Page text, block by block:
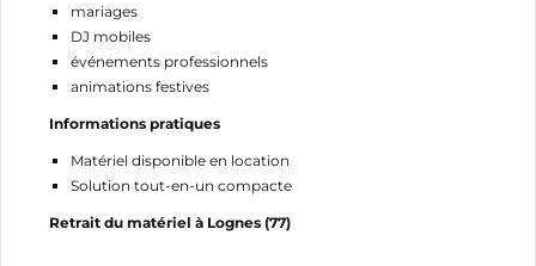
mariages
DJ mobiles
événements professionnels
animations festives
Informations pratiques
Matériel disponible en location
Solution tout-en-un compacte
Retrait du matériel à Lognes (77)